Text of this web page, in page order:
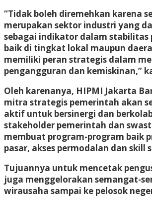
“Tidak boleh diremehkan karena
merupakan sektor industri yang
sebagai indikator dalam stabilitas
baik di tingkat lokal maupun
memiliki peran strategis dalam
pengangguran dan kemiskinan,”
Oleh karenanya, HIPMI Jakarta
mitra strategis pemerintah akan
aktif untuk bersinergi dan
stakeholder pemerintah dan
membuat program-program baik
pasar, akses permodalan dan skill
Tujuannya untuk mencetak
juga menggelorakan semangat-
wirausaha sampai ke pelosok